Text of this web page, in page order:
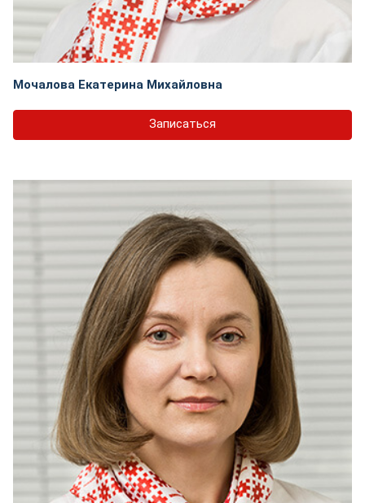
Мочалова Екатерина Михайловна
Записаться